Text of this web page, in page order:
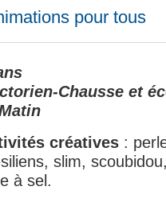
pour tous
Chausse et
créatives :
slim,
à sel.